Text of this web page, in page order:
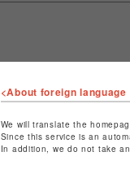
<About foreign
We will translate the
Since this service is an
In addition, we do not take